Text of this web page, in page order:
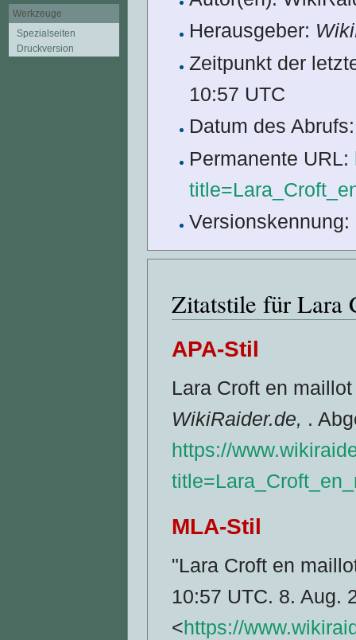
Herausgeber:
Zeitpunkt der
10:57 UTC
Datum des
Permanente URL:
Versionskennung:
Zitatstile für Lara
APA-Stil
Lara Croft en
WikiRaider.de, .
https://
MLA-Stil
"Lara Croft en
10:57 UTC. 8. Aug.
<https://
Werkzeuge
Spezialseiten
Druckversion